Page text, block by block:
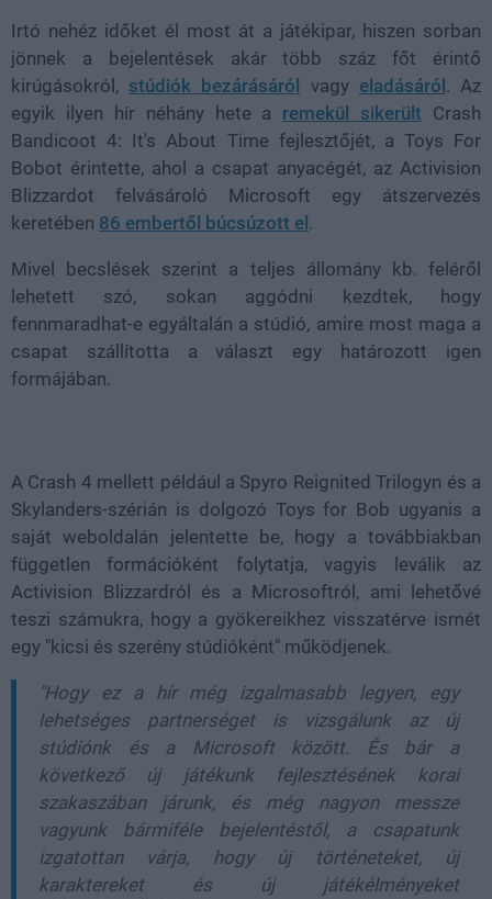
Irtó nehéz időket él most át a játékipar, hiszen sorban
jönnek a bejelentések akár több száz főt érintő
kirúgásokról, stúdiók bezárásáról vagy eladásáról. Az
egyik ilyen hír néhány hete a remekül sikerült Crash
Bandicoot 4: It's About Time fejlesztőjét, a Toys For
Bobot érintette, ahol a csapat anyacégét, az Activision
Blizzardot felvásároló Microsoft egy átszervezés
keretében 86 embertől búcsúzott el.
Mivel becslések szerint a teljes állomány kb. feléről
lehetett szó, sokan aggódni kezdtek, hogy
fennmaradhat-e egyáltalán a stúdió, amire most maga a
csapat szállította a választ egy határozott igen
formájában.
A Crash 4 mellett például a Spyro Reignited Trilogyn és a
Skylanders-szérián is dolgozó Toys for Bob ugyanis a
saját weboldalán jelentette be, hogy a továbbiakban
független formációként folytatja, vagyis leválik az
Activision Blizzardról és a Microsoftról, ami lehetővé
teszi számukra, hogy a gyökereikhez visszatérve ismét
egy "kicsi és szerény stúdióként" működjenek.
"Hogy ez a hír még izgalmasabb legyen, egy
lehetséges partnerséget is vizsgálunk az új
stúdiónk és a Microsoft között. És bár a
következő új játékunk fejlesztésének korai
szakaszában járunk, és még nagyon messze
vagyunk bármiféle bejelentéstől, a csapatunk
izgatottan várja, hogy új történeteket, új
karaktereket és új játékélményeket